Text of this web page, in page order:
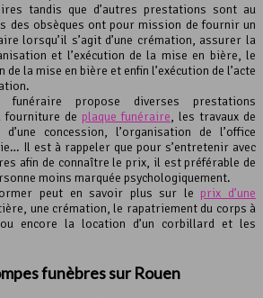
tandis que d’autres prestations sont au
des obsèques ont pour mission de fournir un
lorsqu’il s’agit d’une crémation, assurer la
et l’exécution de la mise en bière, le
de la mise en bière et enfin l’exécution de l’acte
funéraire propose diverses prestations
fourniture de plaque funéraire, les travaux de
concession, l’organisation de l’office
Il est à rappeler que pour s’entretenir avec
afin de connaître le prix, il est préférable de
moins marquée psychologiquement.
peut en savoir plus sur le prix d’une
une crémation, le rapatriement du corps à
encore la location d’un corbillard et les
funèbres sur Rouen